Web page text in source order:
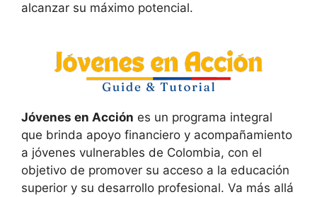
alcanzar su máximo potencial.
Jóvenes en Acción es un programa integral
que brinda apoyo financiero y acompañamiento
a jóvenes vulnerables de Colombia, con el
objetivo de promover su acceso a la educación
superior y su desarrollo profesional. Va más allá